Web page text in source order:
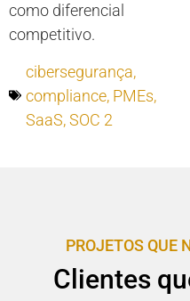
como diferencial
competitivo.
cibersegurança,
compliance, PMEs,
SaaS,SOC 2
PROJETOS QUE
Clientes